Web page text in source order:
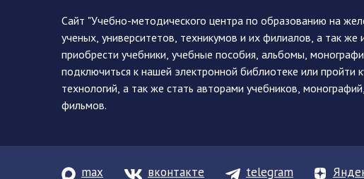
Сайт "Учебно-методического центра по образованию на
ученых, университетов, техникумов и их филиалов, а так
приобрести учебники, учебные пособия, альбомы,
подключиться к нашей электронной библиотеке или
технологий, а так же стать авторами учебников,
фильмов.
max вконтакте telegram